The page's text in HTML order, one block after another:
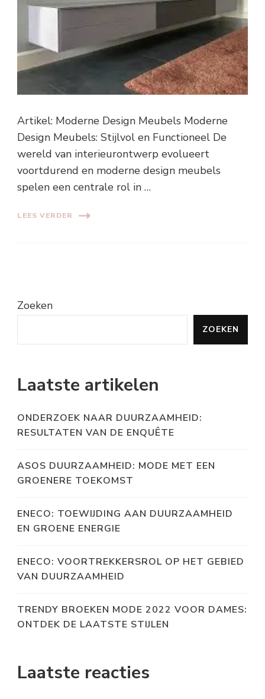
Artikel: Moderne Design Meubels Moderne
Design Meubels: Stijlvol en Functioneel De
wereld van interieurontwerp evolueert
voortdurend en moderne design meubels
spelen een centrale rol in …
LEES VERDER
Zoeken
ZOEKEN
Laatste artikelen
ONDERZOEK NAAR DUURZAAMHEID:
RESULTATEN VAN DE ENQUÊTE
ASOS DUURZAAMHEID: MODE MET EEN
GROENERE TOEKOMST
ENECO: TOEWIJDING AAN DUURZAAMHEID
EN GROENE ENERGIE
ENECO: VOORTREKKERSROL OP HET GEBIED
VAN DUURZAAMHEID
TRENDY BROEKEN MODE 2022 VOOR DAMES:
ONTDEK DE LAATSTE STIJLEN
Laatste reacties